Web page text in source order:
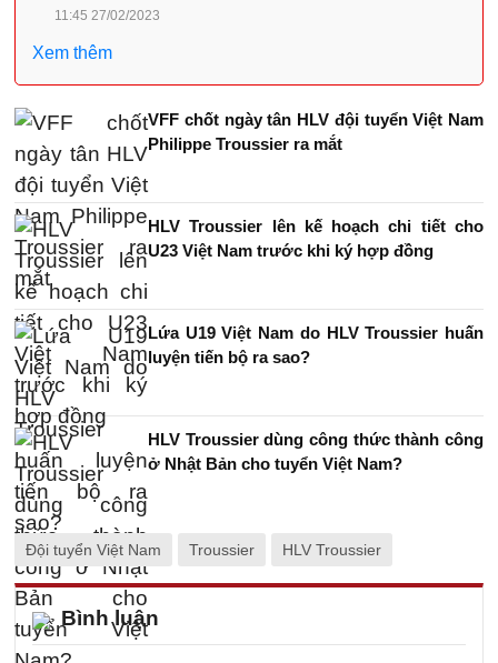
11:45 27/02/2023
Xem thêm
VFF chốt ngày tân HLV đội tuyển Việt Nam
Philippe Troussier ra mắt
HLV Troussier lên kế hoạch chi tiết cho
U23 Việt Nam trước khi ký hợp đồng
Lứa U19 Việt Nam do HLV Troussier huấn
luyện tiến bộ ra sao?
HLV Troussier dùng công thức thành công
ở Nhật Bản cho tuyển Việt Nam?
Đội tuyển Việt Nam Troussier HLV Troussier
Bình luận